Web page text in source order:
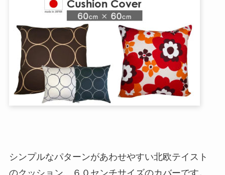
シンプルなパターンがあわせやすい北欧テイスト